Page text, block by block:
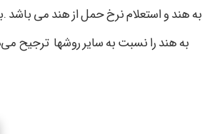
به هند و استعلام نرخ حمل از هند می باشد
به هند را نسبت به سایر روشها ترجیح